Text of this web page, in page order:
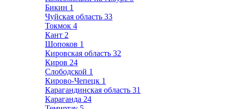
Бикин 1
Чуйская область 33
Токмок 4
Кант 2
Шопоков 1
Кировская область 32
Киров 24
Слободской 1
Кирово-Чепецк 1
Карагандинская область 31
Караганда 24